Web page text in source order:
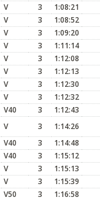
V 3 1:08:21
V 3 1:08:52
V 3 1:09:20
V 3 1:11:14
V 3 1:12:08
V 3 1:12:13
V 3 1:12:30
V 3 1:12:32
V40 3 1:12:43
V 3 1:14:26
V40 3 1:14:48
V40 3 1:15:12
V 3 1:15:13
V 3 1:15:39
V50 3 1:16:58